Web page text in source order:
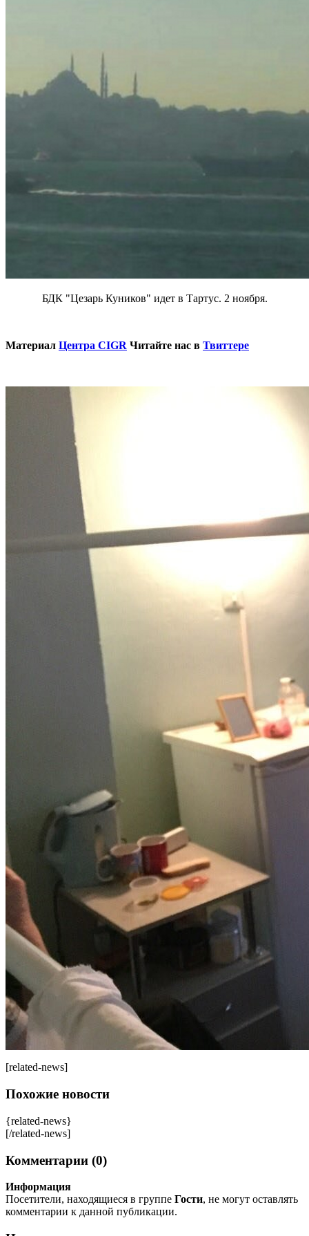
БДК "Цезарь Куников" идет в Тартус. 2 ноября.
Материал Центра CIGR Читайте нас в Твиттере
[related-news]
Похожие новости
{related-news}
[/related-news]
Комментарии (0)
Информация
Посетители, находящиеся в группе Гости, не могут оставлять
комментарии к данной публикации.